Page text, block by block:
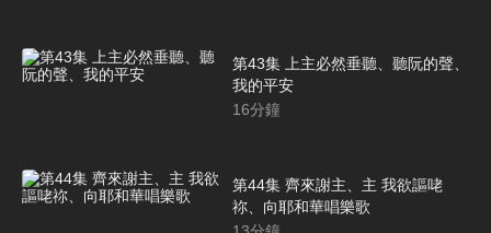
第43集 上主必然垂聽、聽阮的聲、
我的平安
16分鐘
第44集 齊來謝主、主 我欲謳咾
祢、向耶和華唱樂歌